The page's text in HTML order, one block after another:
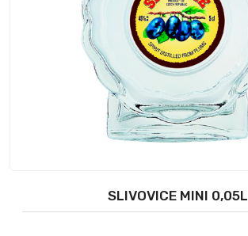
SLIVOVICE MINI 0,05L